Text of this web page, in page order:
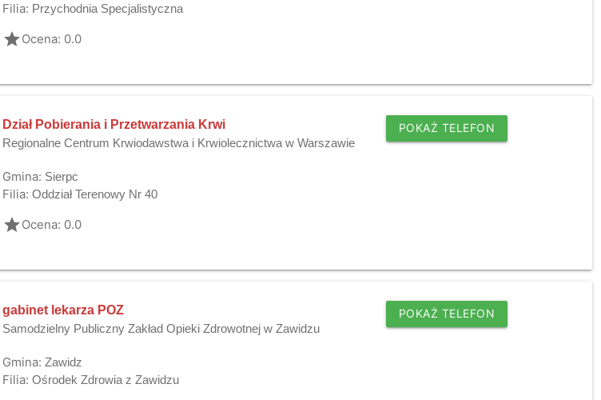
Filia: Przychodnia Specjalistyczna
gradeOcena: 0.0
Dział Pobierania i Przetwarzania Krwi
Regionalne Centrum Krwiodawstwa i Krwiolecznictwa w Warszawie
POKAŻ TELEFON
Gmina: Sierpc
Filia: Oddział Terenowy Nr 40
gradeOcena: 0.0
gabinet lekarza POZ
Samodzielny Publiczny Zakład Opieki Zdrowotnej w Zawidzu
POKAŻ TELEFON
Gmina: Zawidz
Filia: Ośrodek Zdrowia z Zawidzu